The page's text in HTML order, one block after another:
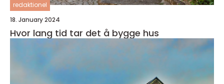
redaktionel
18. January 2024
Hvor lang tid tar det å bygge hus